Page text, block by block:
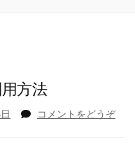
方法
コメントをどうぞ(タ